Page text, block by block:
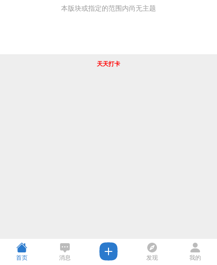
本版块或指定的范围内尚无主题
天天打卡
首页 消息 发现 我的